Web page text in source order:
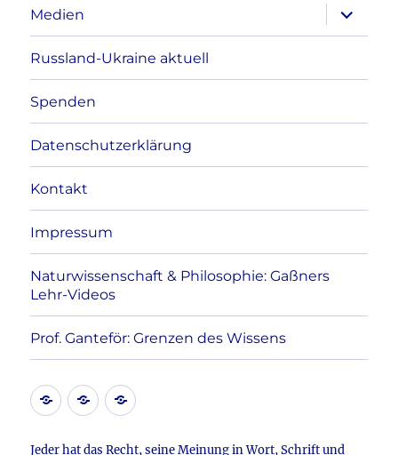
Medien
anzeigen
Russland-Ukraine aktuell
Spenden
Datenschutzerklärung
Kontakt
Impressum
Naturwissenschaft & Philosophie: Gaßners
Lehr-Videos
Prof. Ganteför: Grenzen des Wissens
KontaktDatenschutzerklärung
Impressum
Jeder hat das Recht, seine Meinung in Wort, Schrift und